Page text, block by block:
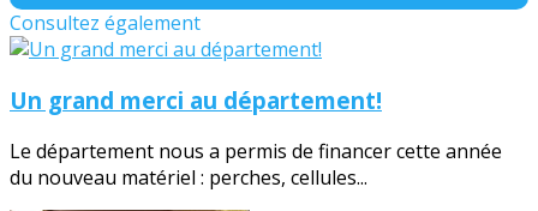
Consultez également
Un grand merci au département!
Le département nous a permis de financer cette année
du nouveau matériel : perches, cellules...